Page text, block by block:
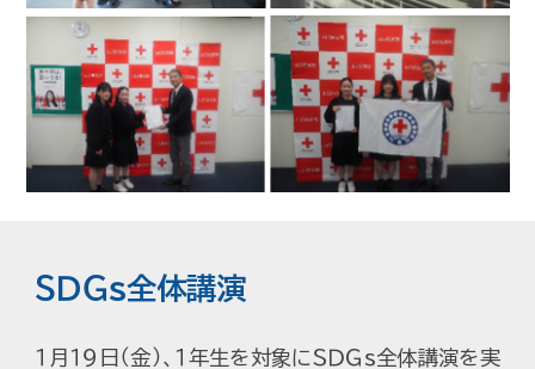
ＳＤＧｓ全体講演
１月１９日（金）、１年生を対象にＳＤＧｓ全体講演を実